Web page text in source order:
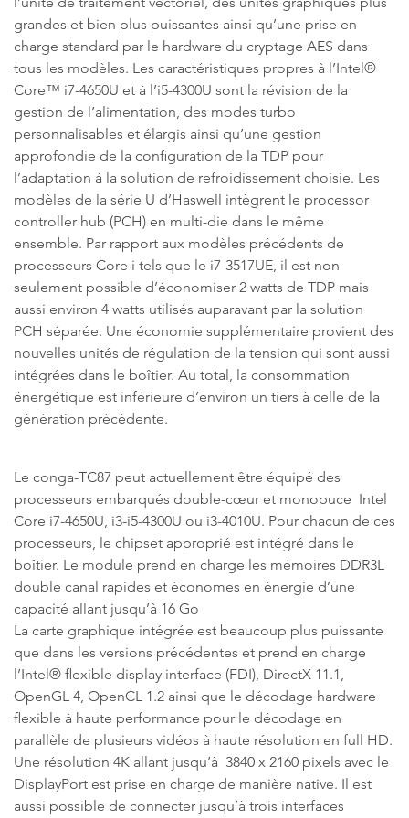
grandes et bien plus puissantes ainsi qu’une prise en
charge standard par le hardware du cryptage AES dans
tous les modèles. Les caractéristiques propres à l’Intel®
Core™ i7-4650U et à l’i5-4300U sont la révision de la
gestion de l’alimentation, des modes turbo
personnalisables et élargis ainsi qu’une gestion
approfondie de la configuration de la TDP pour
l’adaptation à la solution de refroidissement choisie. Les
modèles de la série U d’Haswell intègrent le processor
controller hub (PCH) en multi-die dans le même
ensemble. Par rapport aux modèles précédents de
processeurs Core i tels que le i7-3517UE, il est non
seulement possible d’économiser 2 watts de TDP mais
aussi environ 4 watts utilisés auparavant par la solution
PCH séparée. Une économie supplémentaire provient des
nouvelles unités de régulation de la tension qui sont aussi
intégrées dans le boîtier. Au total, la consommation
énergétique est inférieure d’environ un tiers à celle de la
génération précédente.
Le conga-TC87 peut actuellement être équipé des
processeurs embarqués double-cœur et monopuce Intel
Core i7-4650U, i3-i5-4300U ou i3-4010U. Pour chacun de ces
processeurs, le chipset approprié est intégré dans le
boîtier. Le module prend en charge les mémoires DDR3L
double canal rapides et économes en énergie d’une
capacité allant jusqu’à 16 Go
La carte graphique intégrée est beaucoup plus puissante
que dans les versions précédentes et prend en charge
l’Intel® flexible display interface (FDI), DirectX 11.1,
OpenGL 4, OpenCL 1.2 ainsi que le décodage hardware
flexible à haute performance pour le décodage en
parallèle de plusieurs vidéos à haute résolution en full HD.
Une résolution 4K allant jusqu’à 3840 x 2160 pixels avec le
DisplayPort est prise en charge de manière native. Il est
aussi possible de connecter jusqu’à trois interfaces